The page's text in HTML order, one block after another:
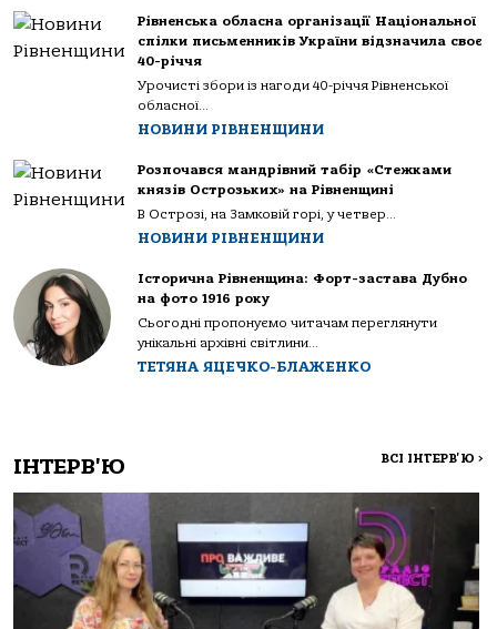
Рівненська обласна організації Національної
спілки письменників України відзначила своє
40-річчя
Урочисті збори із нагоди 40-річчя Рівненської
обласної...
НОВИНИ РІВНЕНЩИНИ
Розпочався мандрівний табір «Стежками
князів Острозьких» на Рівненщині
В Острозі, на Замковій горі, у четвер...
НОВИНИ РІВНЕНЩИНИ
Історична Рівненщина: Форт-застава Дубно
на фото 1916 року
Сьогодні пропонуємо читачам переглянути
унікальні архівні світлини...
ТЕТЯНА ЯЦЕЧКО-БЛАЖЕНКО
ІНТЕРВ'Ю ВСІ ІНТЕРВ'Ю >